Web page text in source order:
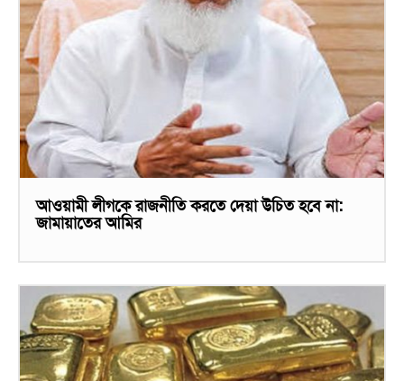
আওয়ামী লীগকে রাজনীতি করতে দেয়া উচিত হবে না:
জামায়াতের আমির